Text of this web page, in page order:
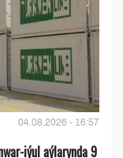
04.08.2026 - 16:57
iýul aýlarynda 9